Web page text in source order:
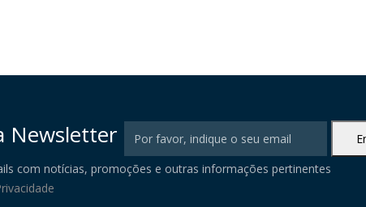
Newsletter
com notícias, promoções e outras informações pertinentes